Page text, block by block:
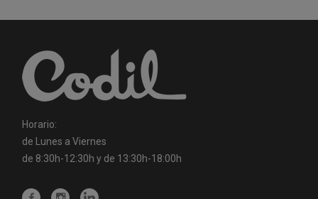
Horario:
de Lunes a Viernes
de 8:30h-12:30h y de 13:30h-18:00h